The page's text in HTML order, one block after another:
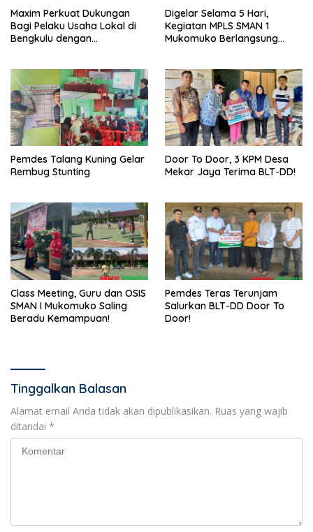
Maxim Perkuat Dukungan
Bagi Pelaku Usaha Lokal di
Bengkulu dengan
Digelar Selama 5 Hari,
Kegiatan MPLS SMAN 1
Mukomuko Berlangsung
Pemdes Talang Kuning Gelar
Rembug Stunting
Door To Door, 3 KPM Desa
Mekar Jaya Terima BLT-DD!
Class Meeting, Guru dan OSIS
SMAN I Mukomuko Saling
Beradu Kemampuan!
Pemdes Teras Terunjam
Salurkan BLT-DD Door To
Door!
Tinggalkan Balasan
Alamat email Anda tidak akan dipublikasikan. Ruas yang wajib
ditandai *